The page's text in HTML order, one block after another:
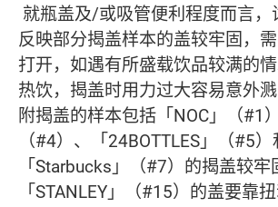
就瓶盖及/或吸管便利程度而言，
反映部分揭盖样本的盖较牢固，
打开，如遇有所盛载饮品较满的
热饮，揭盖时用力过大容易意外
附揭盖的样本包括「NOC」（#1
（#4）、「24BOTTLES」（#5）
「Starbucks」（#7）的揭盖较牢
「STANLEY」（#15）的盖要靠